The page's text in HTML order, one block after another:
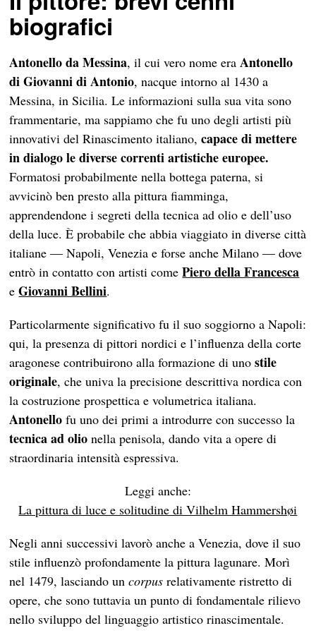
biografici
Antonello da Messina, il cui vero nome eraAntonello
di Giovanni di Antonio, nacque intorno al 1430 a
Messina, in Sicilia. Le informazioni sulla sua vita sono
frammentarie, ma sappiamo che fu uno degli artisti più
innovativi del Rinascimento italiano,capace di mettere
in dialogo le diverse correnti artistiche europee.
Formatosi probabilmente nella bottega paterna, si
avvicinò ben presto alla pittura fiamminga,
apprendendone i segreti della tecnica ad olio e dell’uso
della luce. È probabile che abbia viaggiato in diverse città
italiane — Napoli, Venezia e forse anche Milano — dove
entrò in contatto con artisti comePiero della Francesca
eGiovanni Bellini.
Particolarmente significativo fu il suo soggiorno a Napoli:
qui, la presenza di pittori nordici e l’influenza della corte
aragonese contribuirono alla formazione di unostile
originale, che univa la precisione descrittiva nordica con
la costruzione prospettica e volumetrica italiana.
Antonello fu uno dei primi a introdurre con successo la
tecnica ad olio nella penisola, dando vita a opere di
straordinaria intensità espressiva.
Leggi anche:
La pittura di luce e solitudine di Vilhelm Hammershøi
Negli anni successivi lavorò anche a Venezia, dove il suo
stile influenzò profondamente la pittura lagunare. Morì
nel 1479, lasciando uncorpus relativamente ristretto di
opere, che sono tuttavia un punto di fondamentale rilievo
nello sviluppo del linguaggio artistico rinascimentale.